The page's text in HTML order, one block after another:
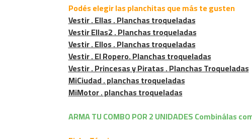
Podés elegir las planchitas que más te gusten
Vestir . Ellas . Planchas troqueladas
Vestir Ellas2 . Planchas troqueladas
Vestir . Ellos . Planchas troqueladas
Vestir . El Ropero. Planchas troqueladas
Vestir . Princesas y Piratas . Planchas Troqueladas
MiCiudad . planchas troqueladas
MiMotor . planchas troqueladas
ARMA TU COMBO POR 2 UNIDADES Combinálas